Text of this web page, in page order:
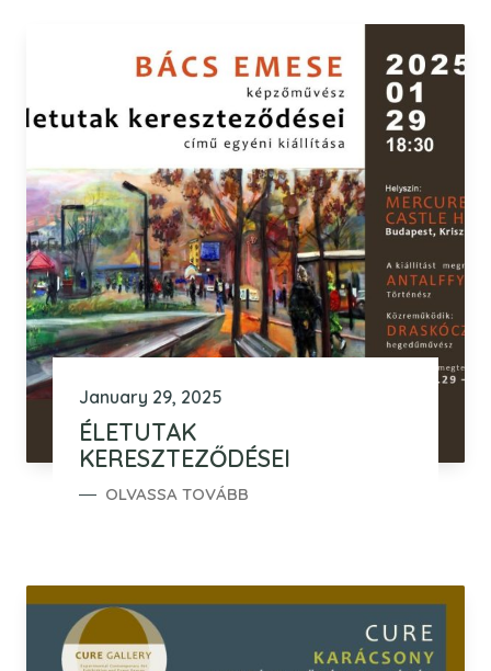
January 29, 2025
ÉLETUTAK
KERESZTEZŐDÉSEI
OLVASSA TOVÁBB
ÉLETUTAK KERESZTEZŐDÉSEI